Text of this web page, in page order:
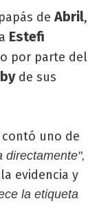
deAbril,
Estefi
por parte del
de sus
uno de
directamente",
evidencia y
la etiqueta